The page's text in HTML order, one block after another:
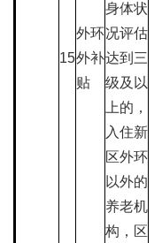
15
外环
外补
贴
身体状
况评估
达到三
级及以
上的，
入住新
区外环
以外的
养老机
构，区